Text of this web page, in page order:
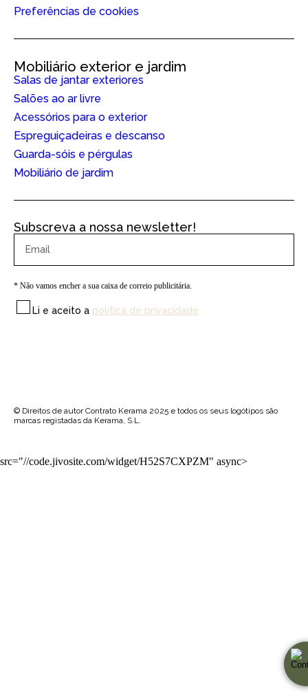
Preferências de cookies
Mobiliário exterior e jardim
Salas de jantar exteriores
Salões ao ar livre
Acessórios para o exterior
Espreguiçadeiras e descanso
Guarda-sóis e pérgulas
Mobiliário de jardim
Subscreva a nossa newsletter!
* Não vamos encher a sua caixa de correio publicitária.
Li e aceito a política de privacidade
© Direitos de autor Contrato Kerama 2025 e todos os seus logótipos são
marcas registadas da Kerama, S.L.
src="//code.jivosite.com/widget/H52S7CXPZM" async>